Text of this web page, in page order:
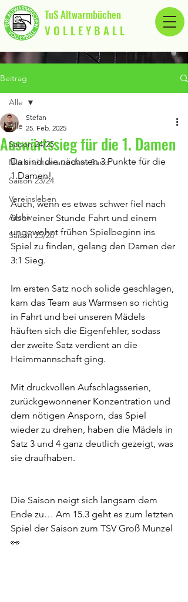
TuS Altwarmbüchen
V O L L E Y B A L L
Beitrag
Alle
Saison 24/25
Nachrichten aus dem Sand
Saison 23/24
Vereinsleben
Archiv
Saison 25/26
Alle
Auswärtssieg für die 1. Damen
Stefan
25. Feb. 2025
Da sind die nächsten 3 Punkte für die
1.Damen!
Auch, wenn es etwas schwer fiel nach
über einer Stunde Fahrt und einem
ungewohnt frühen Spielbeginn ins
Spiel zu finden, gelang den Damen der
3:1 Sieg.
Im ersten Satz noch solide geschlagen,
kam das Team aus Warmsen so richtig
in Fahrt und bei unseren Mädels
häuften sich die Eigenfehler, sodass
der zweite Satz verdient an die
Heimmannschaft ging.
Mit druckvollen Aufschlagsserien,
zurückgewonnener Konzentration und
dem nötigen Ansporn, das Spiel
wieder zu drehen, haben die Mädels in
Satz 3 und 4 ganz deutlich gezeigt, was
sie draufhaben.
Die Saison neigt sich langsam dem
Ende zu… Am 15.3 geht es zum letzten
Spiel der Saison zum TSV Groß Munzel
👀